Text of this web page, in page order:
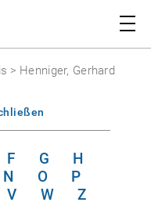
> Henniger, Gerhard
F G
H
N O
P
V W Z